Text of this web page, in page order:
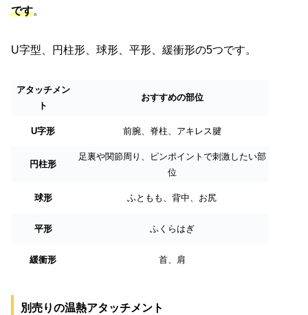
です。
U字型、円柱形、球形、平形、緩衝形の5つです。
アタッチメン
ト
おすすめの部位
U字形 前腕、脊柱、アキレス腱
円柱形
足裏や関節周り、ピンポイントで刺激したい部
位
球形 ふともも、背中、お尻
平形 ふくらはぎ
緩衝形 首、肩
別売りの温熱アタッチメント